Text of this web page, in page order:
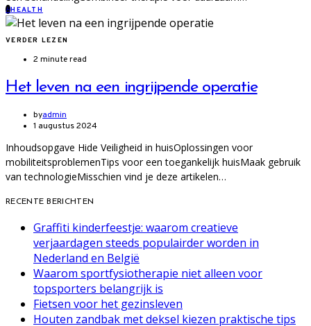
HHEALTH
VERDER LEZEN
2 minute read
Het leven na een ingrijpende operatie
byadmin
1 augustus 2024
Inhoudsopgave Hide Veiligheid in huisOplossingen voor
mobiliteitsproblemenTips voor een toegankelijk huisMaak gebruik
van technologieMisschien vind je deze artikelen…
RECENTE BERICHTEN
Graffiti kinderfeestje: waarom creatieve
verjaardagen steeds populairder worden in
Nederland en België
Waarom sportfysiotherapie niet alleen voor
topsporters belangrijk is
Fietsen voor het gezinsleven
Houten zandbak met deksel kiezen praktische tips